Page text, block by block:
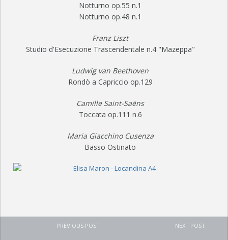
Notturno op.55 n.1
Notturno op.48 n.1
Franz Liszt
Studio d'Esecuzione Trascendentale n.4 "Mazeppa"
Ludwig van Beethoven
Rondò a Capriccio op.129
Camille Saint-Saëns
Toccata op.111 n.6
Maria Giacchino Cusenza
Basso Ostinato
PREVIOUS POST NEXT POST